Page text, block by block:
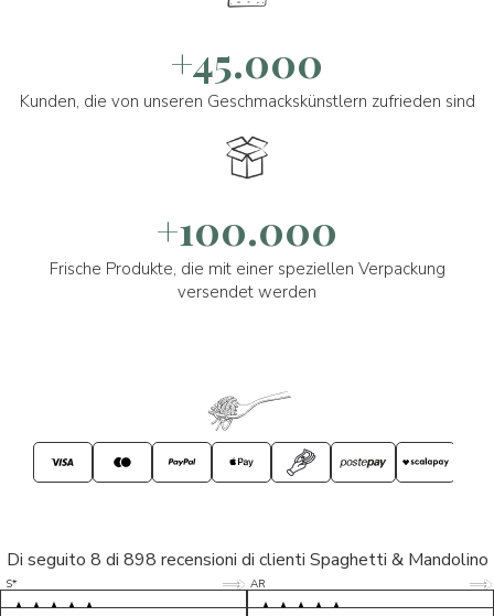
+45.000
Kunden, die von unseren Geschmackskünstlern zufrieden sind
+100.000
Frische Produkte, die mit einer speziellen Verpackung
versendet werden
Di seguito 8 di 898 recensioni di clienti Spaghetti & Mandolino
S* 5/5
LP 5/5
AR 5/5
D* 5/5